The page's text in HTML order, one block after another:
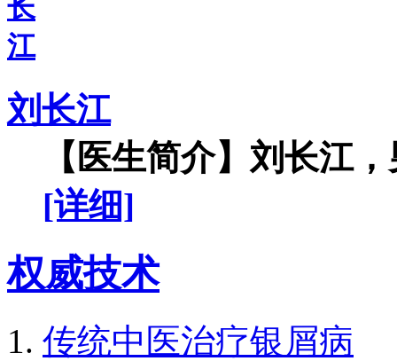
刘长江
【医生简介】刘长江
[详细]
权威技术
传统中医治疗银屑病